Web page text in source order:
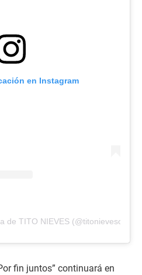
en Instagram
de TITO NIEVES (@titonievesoficial)
fin juntos” continuará en